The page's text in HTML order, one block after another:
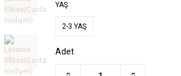
YAŞ
2-3 YAŞ
Adet